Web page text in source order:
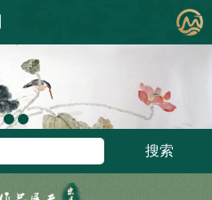
搜索